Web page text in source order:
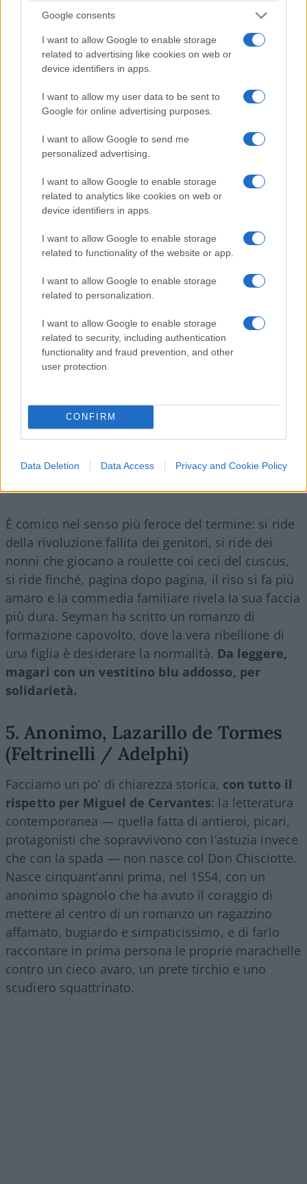
Google consents
I want to allow Google to enable storage
related to advertising like cookies on web or
device identifiers in apps.
I want to allow my user data to be sent to
Google for online advertising purposes.
I want to allow Google to send me
personalized advertising.
I want to allow Google to enable storage
related to analytics like cookies on web or
device identifiers in apps.
I want to allow Google to enable storage
related to functionality of the website or app.
I want to allow Google to enable storage
related to personalization.
I want to allow Google to enable storage
related to security, including authentication
functionality and fraud prevention, and other
user protection.
CONFIRM
Data Deletion Data Access Privacy and Cookie Policy
conformista (Sellerio)
L’incipit più esplosivo della narrativa francese
degli ultimi anni — altro che grandi manifesti
letterari di inizio Novecento, qui si parte già con
una menigite batterica e nemmeno troppo
presenta al mondo raccontando i genitori
sessantottini che fanno ginnastica orizzontale
ogni domenica pomeriggio mentre lei, davanti alla
tv, sogna calzini di pizzo e righe laterali nei capelli.
Marsiglia, anni Settanta, una famiglia di comunisti
nudisti ebrei-algerini e una bambina che, in mezzo
a tutto quel caos ideologico, non desidera altro
che un vestitino blu e un po’ di sano conformismo
borghese.
È comico nel senso più feroce del termine: si ride
della rivoluzione fallita dei genitori, si ride dei
nonni che giocano a roulette coi ceci del cuscus,
si ride finché, pagina dopo pagina, il riso si fa più
amaro e la commedia familiare rivela la sua faccia
più dura. Seyman ha scritto un romanzo di
formazione capovolto, dove la vera ribellione di
una figlia è desiderare la normalità. Da leggere,
magari con un vestitino blu addosso, per
solidarietà.
5. Anonimo, Lazarillo de Tormes
(Feltrinelli / Adelphi)
Facciamo un po’ di chiarezza storica, con tutto il
rispetto per Miguel de Cervantes: la letteratura
contemporanea — quella fatta di antieroi, picari,
protagonisti che sopravvivono con l’astuzia invece
che con la spada — non nasce col Don Chisciotte.
Nasce cinquant’anni prima, nel 1554, con un
anonimo spagnolo che ha avuto il coraggio di
mettere al centro di un romanzo un ragazzino
affamato, bugiardo e simpaticissimo, e di farlo
raccontare in prima persona le proprie marachelle
contro un cieco avaro, un prete tirchio e uno
scudiero squattrinato.